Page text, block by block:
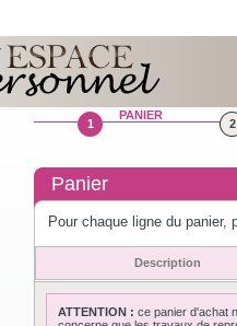
1
PANIER
2
Panier
Pour chaque ligne du
Description
ATTENTION : ce panier d'achat